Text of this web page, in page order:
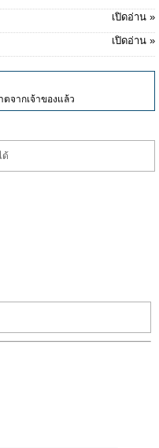
เปิดอ่าน »
เปิดอ่าน »
จากเจ้าของแล้ว
ด้